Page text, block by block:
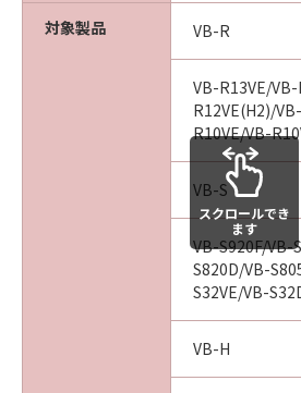
売代理店および販売店は
への適合性または「許諾
欠陥がないことを含め、
(2) キヤノンは、お客様
するものにより証される
ソフトウェア」の入手日
常の使用状態において、
ア」が記録された媒体（
といいます。）に物理的
社、キヤノンの関連会社
対象製品 VB-R
VB-R13VE/
R12VE(H2)/
R10VE/VB-
VB-S
VB-S920F/VB-
S820D/VB-
S32VE/VB-
VB-H
スクロールでき
ます